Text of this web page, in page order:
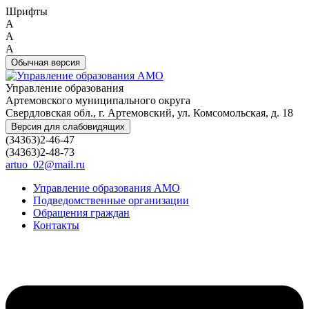
Шрифты
A
A
A
Обычная версия
Управление образования
Артемовского муниципального округа
Свердловская обл., г. Артемовский, ул. Комсомольская, д. 18
Версия для слабовидящих
(34363)2-46-47
(34363)2-48-73
artuo_02@mail.ru
Управление образования АМО
Подведомственные организации
Обращения граждан
Контакты